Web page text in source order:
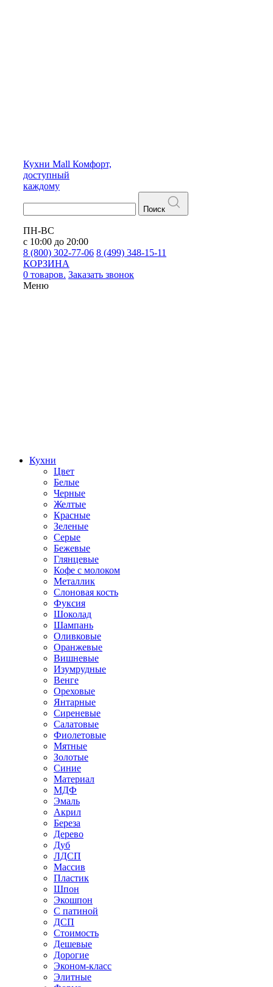
Кухни Mall Комфорт,
доступный
каждому
Поиск
ПН-ВС
с 10:00 до 20:00
8 (800) 302-77-06 8 (499) 348-15-11
КОРЗИНА
0 товаров. Заказать звонок
Меню
Кухни
Цвет
Белые
Черные
Желтые
Красные
Зеленые
Серые
Бежевые
Глянцевые
Кофе с молоком
Металлик
Слоновая кость
Фуксия
Шоколад
Шампань
Оливковые
Оранжевые
Вишневые
Изумрудные
Венге
Ореховые
Янтарные
Сиреневые
Салатовые
Фиолетовые
Мятные
Золотые
Синие
Материал
МДФ
Эмаль
Акрил
Береза
Дерево
Дуб
ЛДСП
Массив
Пластик
Шпон
Экошпон
С патиной
ДСП
Стоимость
Дешевые
Дорогие
Эконом-класс
Элитные